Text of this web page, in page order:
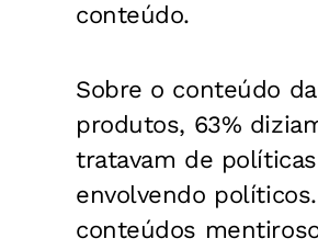
conteúdo.
Sobre o conteúdo
produtos, 63%
tratavam de
envolvendo
conteúdos